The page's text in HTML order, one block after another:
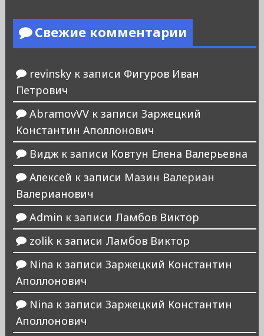
Свежие комментарии
revinskyк записи Фигуров Иван
Петрович
AbramovVVк записи Заржецкий
Константин Аполлонович
Виджк записи Ковтун Елена Валерьевна
Алексей к записи Мазин Валериан
Валерианович
Admin к записи Ламбов Виктор
zolikк записи Ламбов Виктор
Nina к записи Заржецкий Константин
Аполлонович
Nina к записи Заржецкий Константин
Аполлонович